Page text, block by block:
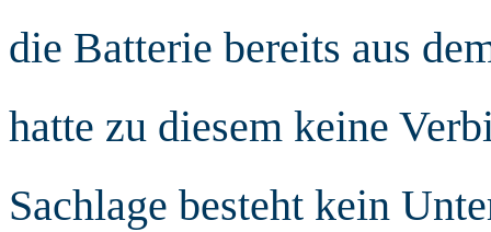
die Batterie bereits aus
hatte zu diesem keine
Sachlage besteht kein